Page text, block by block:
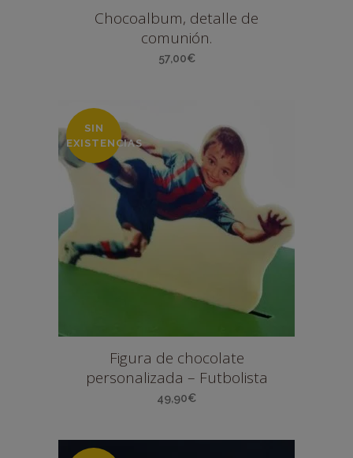
Chocoalbum, detalle de
comunión.
57,00€
SIN
EXISTENCIAS
Figura de chocolate
personalizada – Futbolista
49,90€